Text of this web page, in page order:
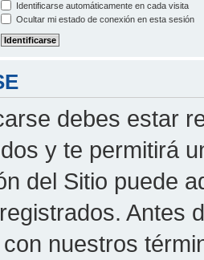
Identificarse automáticamente en cada visita
Ocultar mi estado de conexión en esta sesión
debes estar
y te permitirá
del Sitio puede
Antes
nuestros